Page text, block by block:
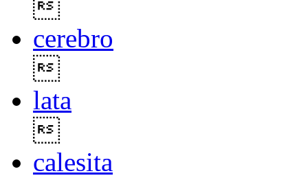
cerebro
lata
calesita